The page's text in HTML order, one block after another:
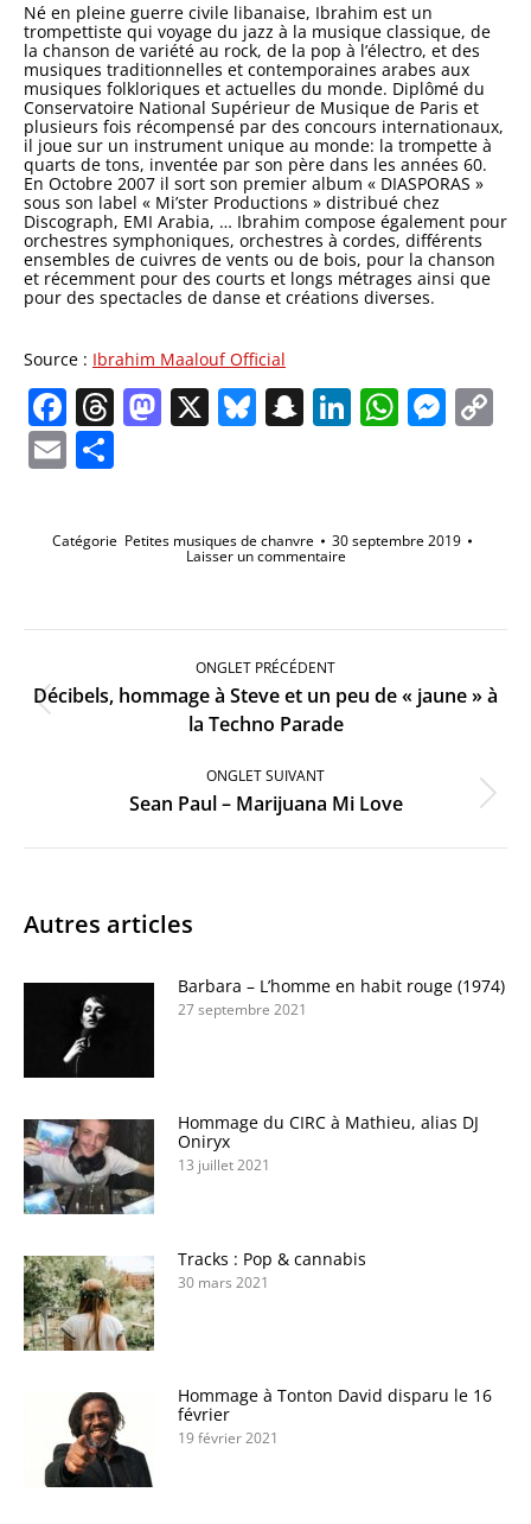
Né en pleine guerre civile libanaise, Ibrahim est un
trompettiste qui voyage du jazz à la musique classique, de
la chanson de variété au rock, de la pop à l’électro, et des
musiques traditionnelles et contemporaines arabes aux
musiques folkloriques et actuelles du monde. Diplômé du
Conservatoire National Supérieur de Musique de Paris et
plusieurs fois récompensé par des concours internationaux,
il joue sur un instrument unique au monde: la trompette à
quarts de tons, inventée par son père dans les années 60.
En Octobre 2007 il sort son premier album « DIASPORAS »
sous son label « Mi’ster Productions » distribué chez
Discograph, EMI Arabia, … Ibrahim compose également pour
orchestres symphoniques, orchestres à cordes, différents
ensembles de cuivres de vents ou de bois, pour la chanson
et récemment pour des courts et longs métrages ainsi que
pour des spectacles de danse et créations diverses.
Source : Ibrahim Maalouf Official
Facebook
Threads
Mastodon
X Bluesky
Snapchat
LinkedIn
Email
Catégorie Petites musiques de chanvre 30 septembre 2019
Laisser un commentaire
Navigation
ONGLET PRÉCÉDENT
Onglet
précédent
Décibels, hommage à Steve et un peu de « jaune » à
la Techno Parade
ONGLET SUIVANT
Onglet
suivant
Sean Paul – Marijuana Mi Love
Autres articles
Barbara – L’homme en habit rouge (1974)
27 septembre 2021
Hommage du CIRC à Mathieu, alias DJ
Oniryx
13 juillet 2021
Tracks : Pop & cannabis
30 mars 2021
Hommage à Tonton David disparu le 16
février
19 février 2021